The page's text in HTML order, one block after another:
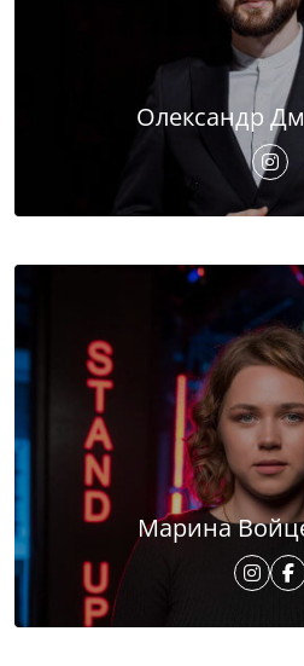
Олександр
Марина